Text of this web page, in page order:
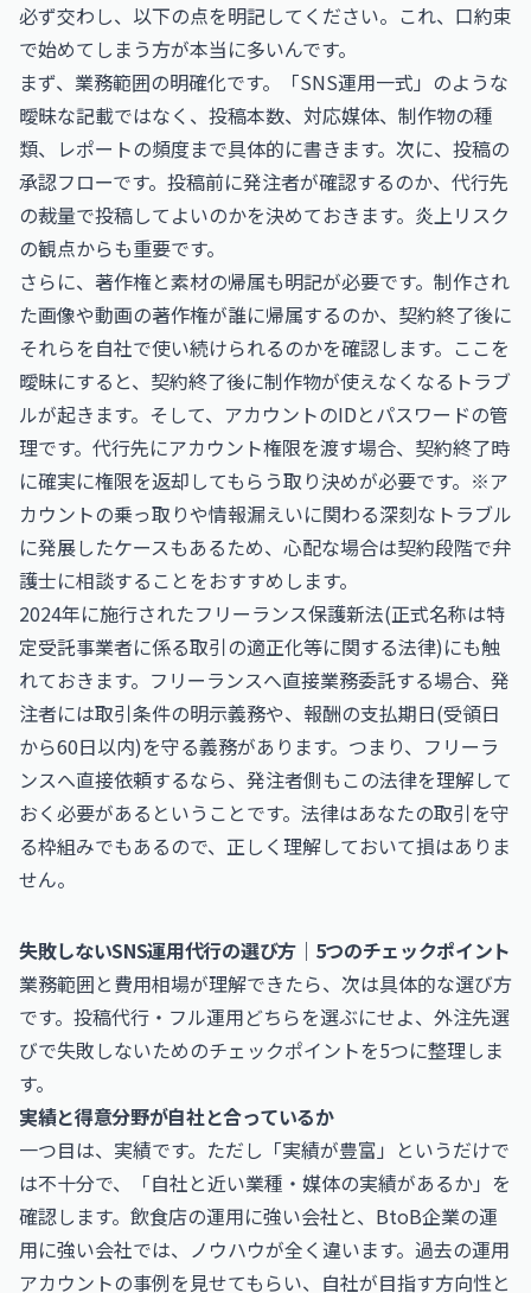
必ず交わし、以下の点を明記してください。これ、口約束
で始めてしまう方が本当に多いんです。
まず、業務範囲の明確化です。「SNS運用一式」のような
曖昧な記載ではなく、投稿本数、対応媒体、制作物の種
類、レポートの頻度まで具体的に書きます。次に、投稿の
承認フローです。投稿前に発注者が確認するのか、代行先
の裁量で投稿してよいのかを決めておきます。炎上リスク
の観点からも重要です。
さらに、著作権と素材の帰属も明記が必要です。制作され
た画像や動画の著作権が誰に帰属するのか、契約終了後に
それらを自社で使い続けられるのかを確認します。ここを
曖昧にすると、契約終了後に制作物が使えなくなるトラブ
ルが起きます。そして、アカウントのIDとパスワードの管
理です。代行先にアカウント権限を渡す場合、契約終了時
に確実に権限を返却してもらう取り決めが必要です。※ア
カウントの乗っ取りや情報漏えいに関わる深刻なトラブル
に発展したケースもあるため、心配な場合は契約段階で弁
護士に相談することをおすすめします。
2024年に施行されたフリーランス保護新法(正式名称は特
定受託事業者に係る取引の適正化等に関する法律)にも触
れておきます。フリーランスへ直接業務委託する場合、発
注者には取引条件の明示義務や、報酬の支払期日(受領日
から60日以内)を守る義務があります。つまり、フリーラ
ンスへ直接依頼するなら、発注者側もこの法律を理解して
おく必要があるということです。法律はあなたの取引を守
る枠組みでもあるので、正しく理解しておいて損はありま
せん。
失敗しないSNS運用代行の選び方｜5つのチェックポイント
業務範囲と費用相場が理解できたら、次は具体的な選び方
です。投稿代行・フル運用どちらを選ぶにせよ、外注先選
びで失敗しないためのチェックポイントを5つに整理しま
す。
実績と得意分野が自社と合っているか
一つ目は、実績です。ただし「実績が豊富」というだけで
は不十分で、「自社と近い業種・媒体の実績があるか」を
確認します。飲食店の運用に強い会社と、BtoB企業の運
用に強い会社では、ノウハウが全く違います。過去の運用
アカウントの事例を見せてもらい、自社が目指す方向性と